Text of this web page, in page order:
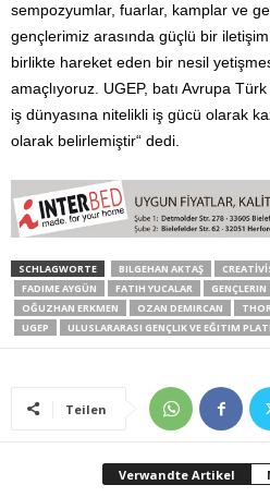
sempozyumlar, fuarlar, kamplar ve
gençlerimiz arasında güçlü bir
birlikte hareket eden bir nesil
amaçlıyoruz. UGEP, batı Avrupa
iş dünyasına nitelikli iş gücü olarak
olarak belirlemiştir“ dedi.
SCHLAGWORTE BILGEHAN AKTAŞ
FADIME AYGÜN
FATIH YUCALAR
OĞUZHAN ERKMEN
OZAN DEMIRCAN
UGEP
ULUSLARARASI GENÇLIK VE EĞITIM
Teilen
Verwandte Artikel